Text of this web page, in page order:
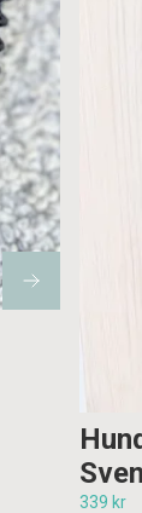
339 kr